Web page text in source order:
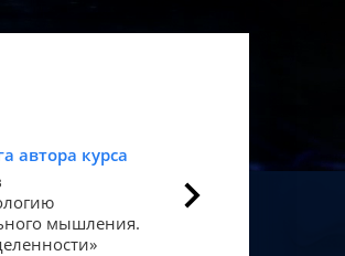
автора курса
мышления.
Статья в Forbes
Как мозг
«счастье».